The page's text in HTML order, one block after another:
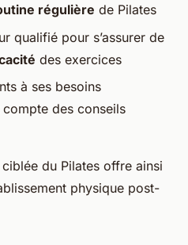
régulière de Pilates
qualifié pour s’assurer de
des exercices
à ses besoins
des conseils
du Pilates offre ainsi
physique post-